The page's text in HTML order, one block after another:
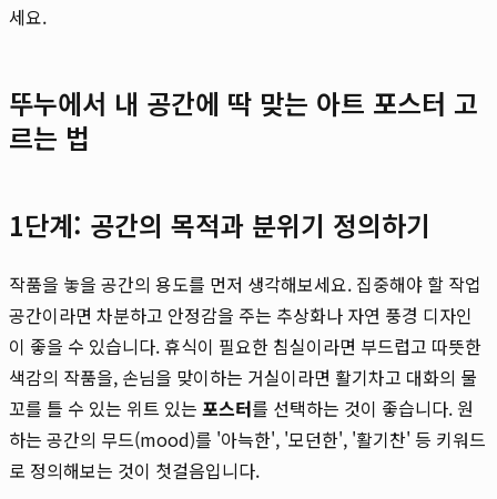
세요.
뚜누에서 내 공간에 딱 맞는 아트 포스터 고
르는 법
1단계: 공간의 목적과 분위기 정의하기
작품을 놓을 공간의 용도를 먼저 생각해보세요. 집중해야 할 작업
공간이라면 차분하고 안정감을 주는 추상화나 자연 풍경 디자인
이 좋을 수 있습니다. 휴식이 필요한 침실이라면 부드럽고 따뜻한
색감의 작품을, 손님을 맞이하는 거실이라면 활기차고 대화의 물
꼬를 틀 수 있는 위트 있는 포스터를 선택하는 것이 좋습니다. 원
하는 공간의 무드(mood)를 '아늑한', '모던한', '활기찬' 등 키워드
로 정의해보는 것이 첫걸음입니다.